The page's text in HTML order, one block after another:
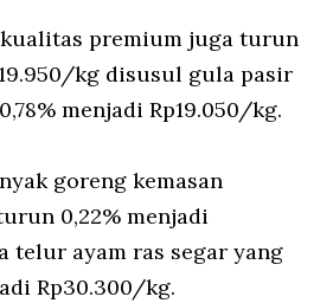
premium juga turun
kg disusul gula pasir
menjadi Rp19.050/kg.
goreng kemasan
0,22% menjadi
telur ayam ras segar yang
Rp30.300/kg.